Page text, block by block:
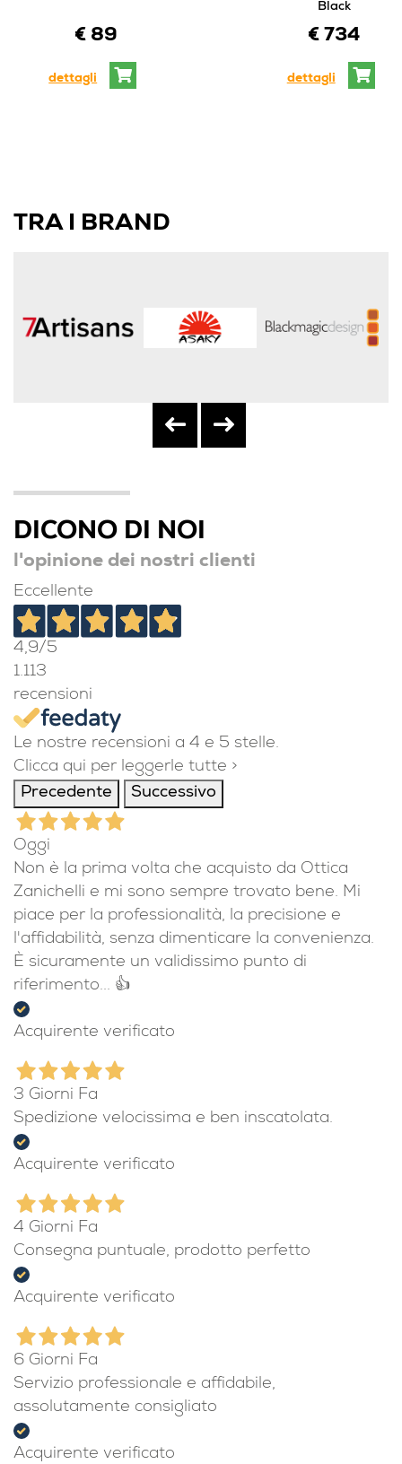
€ 89
dettagli
Black
€ 734
dettagli
TRA I BRAND
DICONO DI NOI
l'opinione dei nostri clienti
Eccellente
4,9/5
1.113
recensioni
Le nostre recensioni a 4 e 5 stelle.
Clicca qui per leggerle tutte >
Precedente
Successivo
Oggi
Non è la prima volta che acquisto da Ottica
Zanichelli e mi sono sempre trovato bene. Mi
piace per la professionalità, la precisione e
l'affidabilità, senza dimenticare la convenienza.
È sicuramente un validissimo punto di
riferimento... 👍
Acquirente verificato
3 Giorni Fa
Spedizione velocissima e ben inscatolata.
Acquirente verificato
4 Giorni Fa
Consegna puntuale, prodotto perfetto
Acquirente verificato
6 Giorni Fa
Servizio professionale e affidabile,
assolutamente consigliato
Acquirente verificato